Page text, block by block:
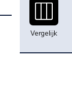
Vergelijk